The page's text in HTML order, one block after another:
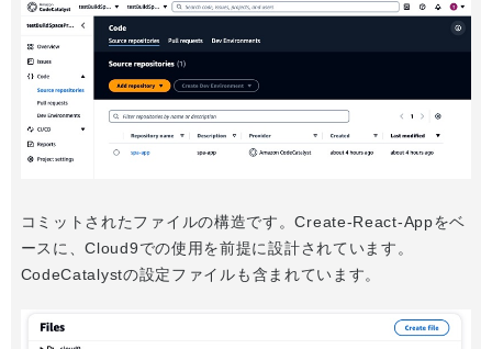
コミットされたファイルの構造です。Create-React-Appをベ
ースに、Cloud9での使用を前提に設計されています。
CodeCatalystの設定ファイルも含まれています。